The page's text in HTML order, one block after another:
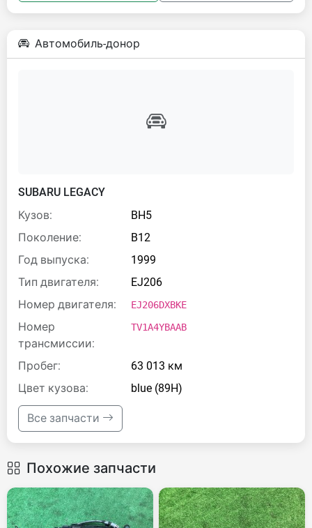
Автомобиль-донор
SUBARU LEGACY
Кузов:
BH5
Поколение:
B12
Год выпуска:
1999
Тип двигателя:
EJ206
Номер двигателя:
EJ206DXBKE
Номер
трансмиссии:
TV1A4YBAAB
Пробег:
63 013 км
Цвет кузова:
blue (89H)
Все запчасти
Похожие запчасти